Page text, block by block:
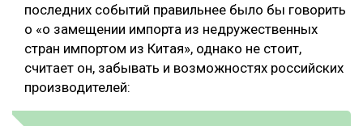
последних событий правильнее было бы говорить
о «о замещении импорта из недружественных
стран импортом из Китая», однако не стоит,
считает он, забывать и возможностях российских
производителей: